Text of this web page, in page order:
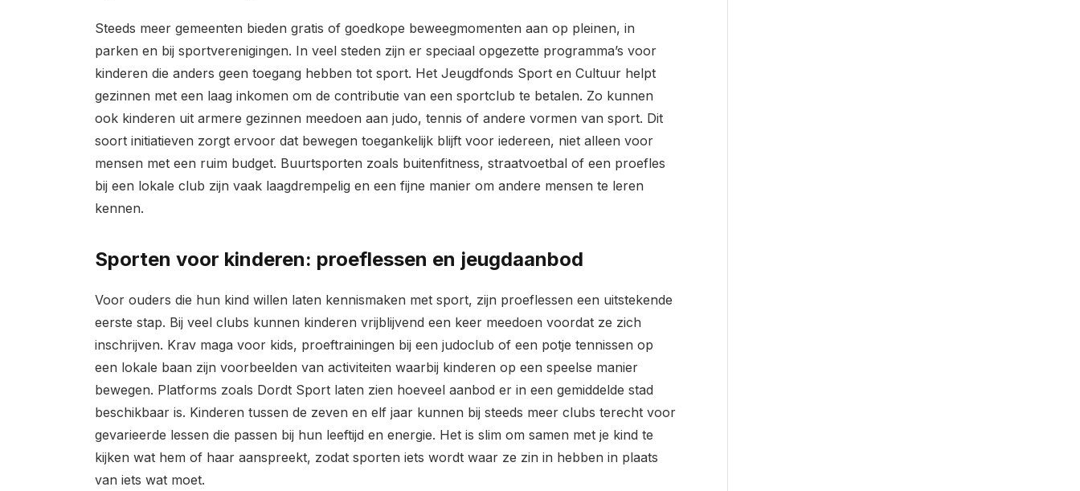
Steeds meer gemeenten bieden gratis of goedkope beweegmomenten aan op pleinen, in
parken en bij sportverenigingen. In veel steden zijn er speciaal opgezette programma’s voor
kinderen die anders geen toegang hebben tot sport. Het Jeugdfonds Sport en Cultuur helpt
gezinnen met een laag inkomen om de contributie van een sportclub te betalen. Zo kunnen
ook kinderen uit armere gezinnen meedoen aan judo, tennis of andere vormen van sport. Dit
soort initiatieven zorgt ervoor dat bewegen toegankelijk blijft voor iedereen, niet alleen voor
mensen met een ruim budget. Buurtsporten zoals buitenfitness, straatvoetbal of een proefles
bij een lokale club zijn vaak laagdrempelig en een fijne manier om andere mensen te leren
kennen.
Sporten voor kinderen: proeflessen en jeugdaanbod
Voor ouders die hun kind willen laten kennismaken met sport, zijn proeflessen een uitstekende
eerste stap. Bij veel clubs kunnen kinderen vrijblijvend een keer meedoen voordat ze zich
inschrijven. Krav maga voor kids, proeftrainingen bij een judoclub of een potje tennissen op
een lokale baan zijn voorbeelden van activiteiten waarbij kinderen op een speelse manier
bewegen. Platforms zoals Dordt Sport laten zien hoeveel aanbod er in een gemiddelde stad
beschikbaar is. Kinderen tussen de zeven en elf jaar kunnen bij steeds meer clubs terecht voor
gevarieerde lessen die passen bij hun leeftijd en energie. Het is slim om samen met je kind te
kijken wat hem of haar aanspreekt, zodat sporten iets wordt waar ze zin in hebben in plaats
van iets wat moet.